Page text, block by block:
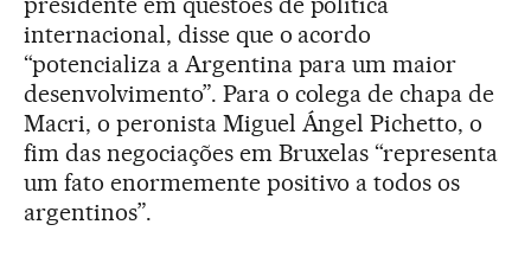
internacional, disse que o acordo
“potencializa a Argentina para um maior
desenvolvimento”. Para o colega de chapa de
Macri, o peronista Miguel Ángel Pichetto, o
fim das negociações em Bruxelas “representa
um fato enormemente positivo a todos os
argentinos”.